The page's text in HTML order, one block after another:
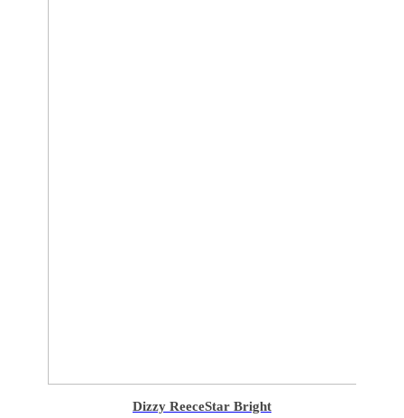
Dizzy ReeceStar Bright